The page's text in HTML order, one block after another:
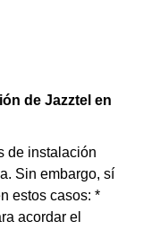
de Jazztel en
de instalación
Sin embargo, sí
estos casos: *
acordar el